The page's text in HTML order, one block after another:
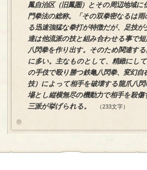
鳳自治区（旧鳳圏）とその周辺地域に
門拳法の総称。「その双拳密なるは
る迅速強猛な拳打が特徴だが、足技
達は他流派の技と組み合わせる事で
八閃拳を作り出す。そのため関連す
に多い。主なものとして、精緻にし
の手伎で殴り勝つ鉄亀八閃拳、変幻自
技）によって相手を破壊する龍爪八
場とし縦横無尽の機動力で相手を殺傷
三派が挙げられる。
（233文字）